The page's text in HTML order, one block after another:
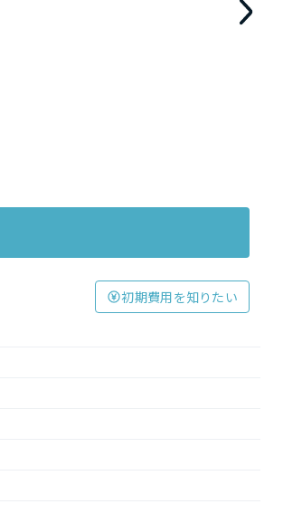
初期費用を知りたい